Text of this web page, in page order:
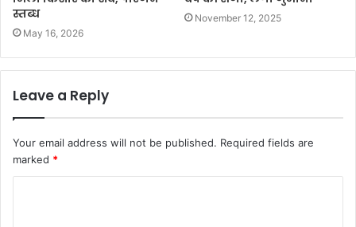
स्तब्ध
May 16, 2026
November 12, 2025
Leave a Reply
Your email address will not be published. Required fields are
marked *